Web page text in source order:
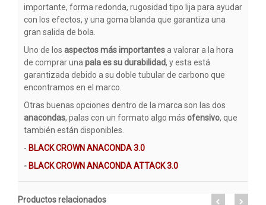
importante, forma redonda, rugosidad tipo lija para ayudar
con los efectos, y una goma blanda que garantiza una
gran salida de bola.
Uno de los aspectos más importantesa valorar a la hora
de comprar una pala es su durabilidad, y esta está
garantizada debido a su doble tubular de carbono que
encontramos en el marco.
Otras buenas opciones dentro de la marca son las dos
anacondas, palas con un formato algo más ofensivo, que
también están disponibles.
- BLACK CROWN ANACONDA 3.0
-BLACK CROWN ANACONDA ATTACK 3.0
Productos relacionados